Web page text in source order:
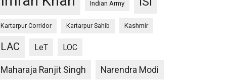
Indian Army
Kartarpur Corridor Kartarpur Sahib Kashmir
LAC LeT LOC
Maharaja Ranjit Singh Narendra Modi